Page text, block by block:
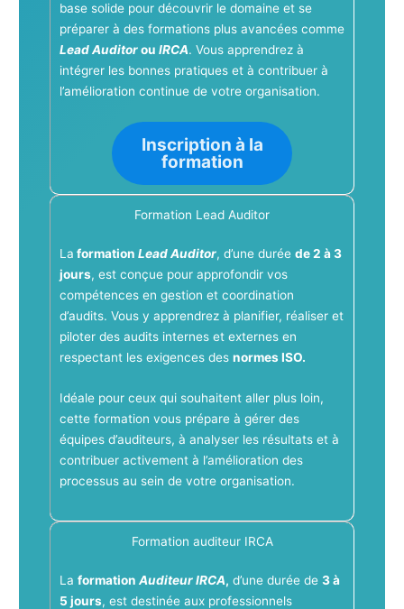
base solide pour découvrir le domaine et se
préparer à des formations plus avancées comme
Lead Auditorou IRCA. Vous apprendrez à
intégrer les bonnes pratiques et à contribuer à
l’amélioration continue de votre organisation.
Inscription à la
formation
Formation Lead Auditor
La formation Lead Auditor, d’une durée de 2 à 3
jours, est conçue pour approfondir vos
compétences en gestion et coordination
d’audits. Vous y apprendrez à planifier, réaliser et
piloter des audits internes et externes en
respectant les exigences des normes ISO.
Idéale pour ceux qui souhaitent aller plus loin,
cette formation vous prépare à gérer des
équipes d’auditeurs, à analyser les résultats et à
contribuer activement à l’amélioration des
processus au sein de votre organisation.
Formation auditeur IRCA
La formation Auditeur IRCA, d’une durée de 3 à
5 jours, est destinée aux professionnels